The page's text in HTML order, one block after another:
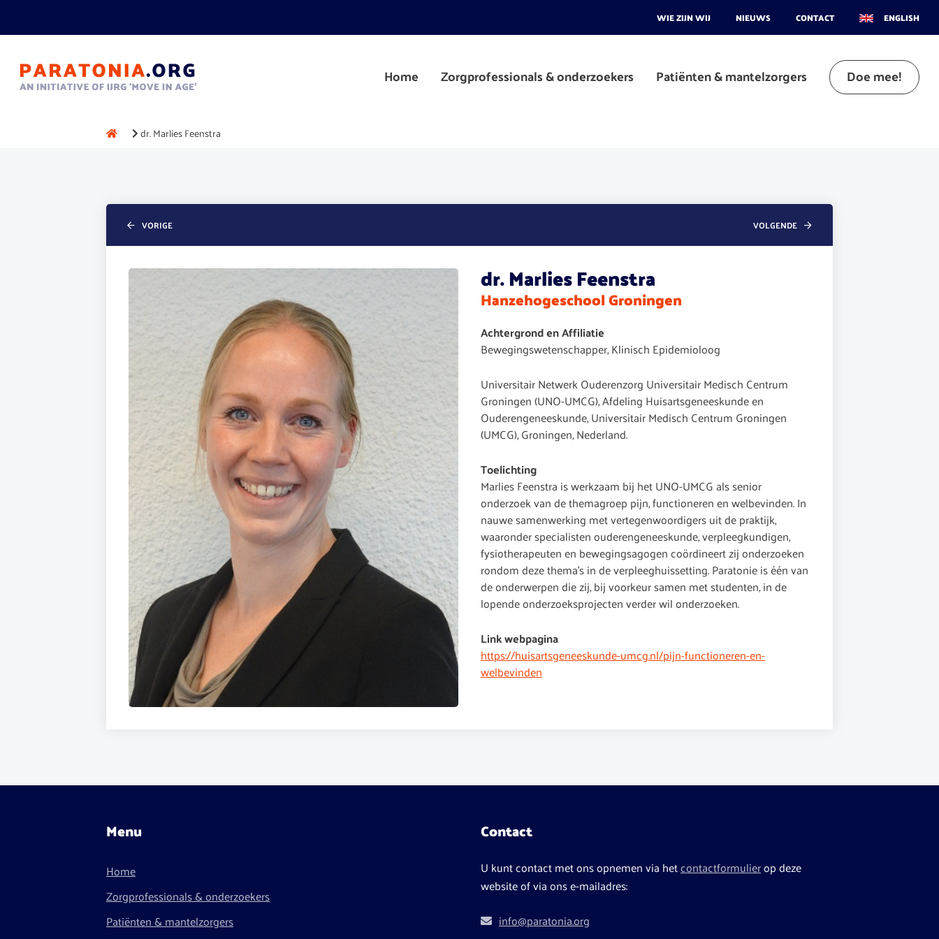
WIE ZIJN WIJ NIEUWS CONTACT ENGLISH
Home Zorgprofessionals & onderzoekers Patiënten & mantelzorgers Doe mee!
dr. Marlies Feenstra
VORIGE VOLGENDE
dr. Marlies Feenstra
Hanzehogeschool Groningen
Achtergrond en Affiliatie
Bewegingswetenschapper, Klinisch Epidemioloog
Universitair Netwerk Ouderenzorg Universitair Medisch Centrum
Groningen (UNO-UMCG), Afdeling Huisartsgeneeskunde en
Ouderengeneeskunde, Universitair Medisch Centrum Groningen
(UMCG), Groningen, Nederland.
Toelichting
Marlies Feenstra is werkzaam bij het UNO-UMCG als senior
onderzoek van de themagroep pijn, functioneren en welbevinden. In
nauwe samenwerking met vertegenwoordigers uit de praktijk,
waaronder specialisten ouderengeneeskunde, verpleegkundigen,
fysiotherapeuten en bewegingsagogen coördineert zij onderzoeken
rondom deze thema’s in de verpleeghuissetting. Paratonie is één van
de onderwerpen die zij, bij voorkeur samen met studenten, in de
lopende onderzoeksprojecten verder wil onderzoeken.
Link webpagina
https://huisartsgeneeskunde-umcg.nl/pijn-functioneren-en-
welbevinden
Menu
Home
Zorgprofessionals & onderzoekers
Patiënten & mantelzorgers
Contact
U kunt contact met ons opnemen via hetcontactformulierop deze
website of via ons e-mailadres:
info@paratonia.org